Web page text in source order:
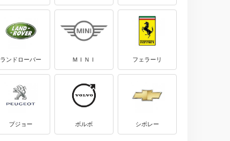
ランドローバー ＭＩＮＩ フェラーリ
プジョー ボルボ シボレー